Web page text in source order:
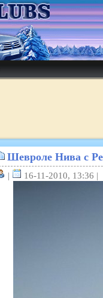
Шевроле Нива с
| 16-11-2010, 13:36 |